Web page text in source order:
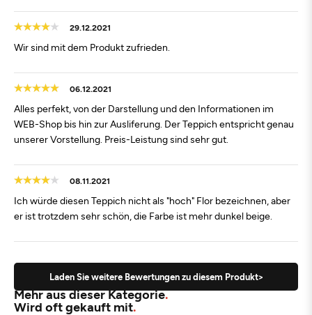
29.12.2021
Wir sind mit dem Produkt zufrieden.
06.12.2021
Alles perfekt, von der Darstellung und den Informationen im
WEB-Shop bis hin zur Ausliferung. Der Teppich entspricht genau
unserer Vorstellung. Preis-Leistung sind sehr gut.
08.11.2021
Ich würde diesen Teppich nicht als "hoch" Flor bezeichnen, aber
er ist trotzdem sehr schön, die Farbe ist mehr dunkel beige.
Laden Sie weitere Bewertungen zu diesem Produkt>
Mehr aus dieser Kategorie
Wird oft gekauft mit